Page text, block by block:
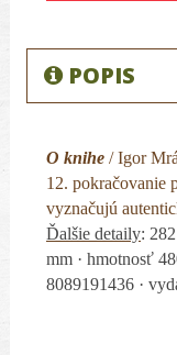
POPIS
O knihe / Igor
12. pokračovanie
vyznačujú
Ďalšie detaily:
mm · hmotnosť
8089191436 ·